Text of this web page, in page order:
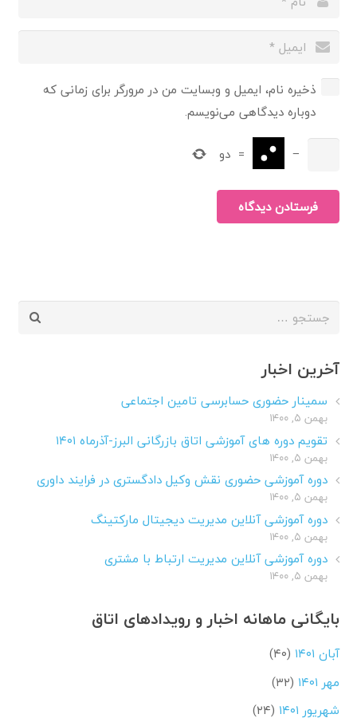
ذخیره نام، ایمیل و وبسایت من در مرورگر برای زمانی که
دوباره دیدگاهی می‌نویسم.
−
= دو
فرستادن دیدگاه
جستجو
آخرین اخبار
سمینار حضوری حسابرسی تامین اجتماعی
بهمن ۵, ۱۴۰۰
تقویم دوره های آموزشی اتاق بازرگانی البرز-آذرماه ۱۴۰۱
بهمن ۵, ۱۴۰۰
دوره آموزشی حضوری نقش وکیل دادگستری در فرایند داوری
بهمن ۵, ۱۴۰۰
دوره آموزشی آنلاین مدیریت دیجیتال مارکتینگ
بهمن ۵, ۱۴۰۰
دوره آموزشی آنلاین مدیریت ارتباط با مشتری
بهمن ۵, ۱۴۰۰
بایگانی ماهانه اخبار و رویدادهای اتاق
آبان ۱۴۰۱
(۴۰)
مهر ۱۴۰۱
(۳۲)
شهریور ۱۴۰۱
(۲۴)